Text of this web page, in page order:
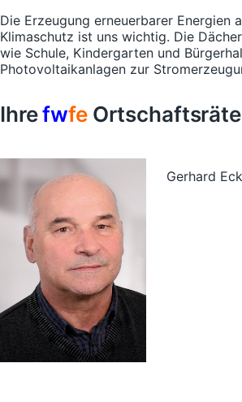
Die Erzeugung erneuerbarer Energien
Klimaschutz ist uns wichtig. Die
wie Schule, Kindergarten und
Photovoltaikanlagen zur
IhrefwfeOrtschaftsräte
Gerhard